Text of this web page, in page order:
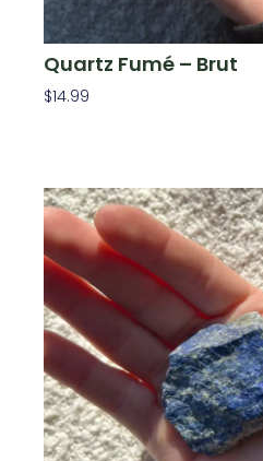
Quartz Fumé – Brut
$14.99